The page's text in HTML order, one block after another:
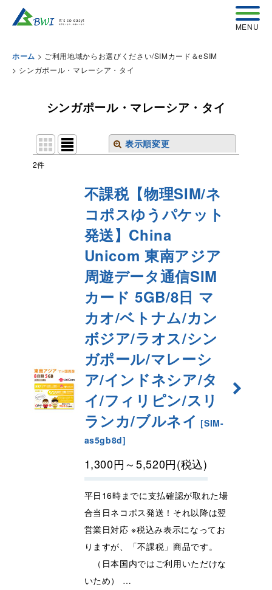
ホーム > ご利用地域からお選びください/SIMカード＆eSIM
> シンガポール・マレーシア・タイ
シンガポール・マレーシア・タイ
表示順変更
絞り込む
2件
不課税【物理SIM/ネ
コポスゆうパケット
発送】China
Unicom 東南アジア
周遊データ通信SIM
カード5GB/8日 マ
カオ/ベトナム/カン
ボジア/ラオス/シン
ガポール/マレーシ
ア/インドネシア/タ
イ/フィリピン/スリ
ランカ/ブルネイ [SIM-
as5gb8d]
1,300円～5,520円(税込)
平日16時までに支払確認が取れた場
合当日ネコポス発送！それ以降は翌
営業日対応 ※税込み表示になってお
りますが、「不課税」商品です。
（日本国内ではご利用いただけな
いため） …